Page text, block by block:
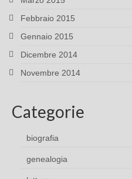
Febbraio 2015
Gennaio 2015
Dicembre 2014
Novembre 2014
Categorie
biografia
genealogia